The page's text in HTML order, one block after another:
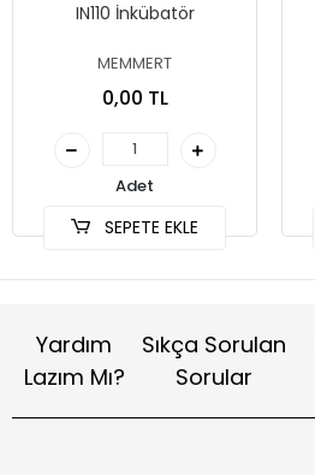
IN110 İnkübatör
MEMMERT
0,00 TL
Adet
SEPETE EKLE
Yardım
Lazım Mı?
Sıkça Sorulan
Sorular